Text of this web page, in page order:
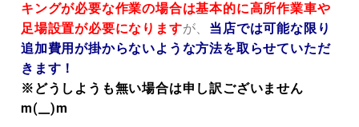
キングが必要な作業の場合は基本的に高所作業車や
足場設置が必要になりますが、 当店では可能な限り
追加費用が掛からないような方法を取らせていただ
きます！
※どうしようも無い場合は申し訳ございません
m(__)m